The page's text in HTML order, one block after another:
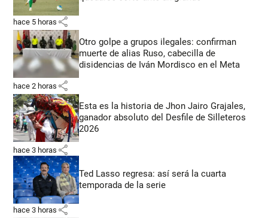
hace 5 horas share
Otro golpe a grupos ilegales: confirman
muerte de alias Ruso, cabecilla de
disidencias de Iván Mordisco en el Meta
hace 2 horas share
Esta es la historia de Jhon Jairo Grajales,
ganador absoluto del Desfile de Silleteros
2026
hace 3 horas share
Ted Lasso regresa: así será la cuarta
temporada de la serie
hace 3 horas share